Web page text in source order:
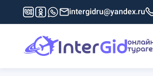
intergidru@yandex.ru